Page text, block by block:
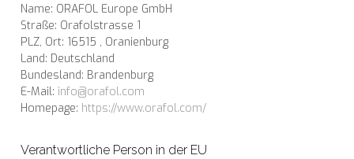
Name: ORAFOL Europe GmbH
Straße: Orafolstrasse 1
PLZ, Ort: 16515 , Oranienburg
Land: Deutschland
Bundesland: Brandenburg
E-Mail: info@orafol.com
Homepage: https://www.orafol.com/
Verantwortliche Person in der EU